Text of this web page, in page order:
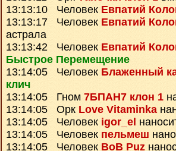
13:13:10 Человек Евпатий
13:13:17 Человек Евпатий
астрала
13:13:42 Человек Евпатий
Быстрое Перемещение
13:14:05 Человек Блаженный
клич
13:14:05 Гном 7БПАН7 клон 1
13:14:05 Орк Love Vitaminka
13:14:05 Человек igor_el
13:14:05 Человек пельмеш
13:14:05 Человек BoB Puz